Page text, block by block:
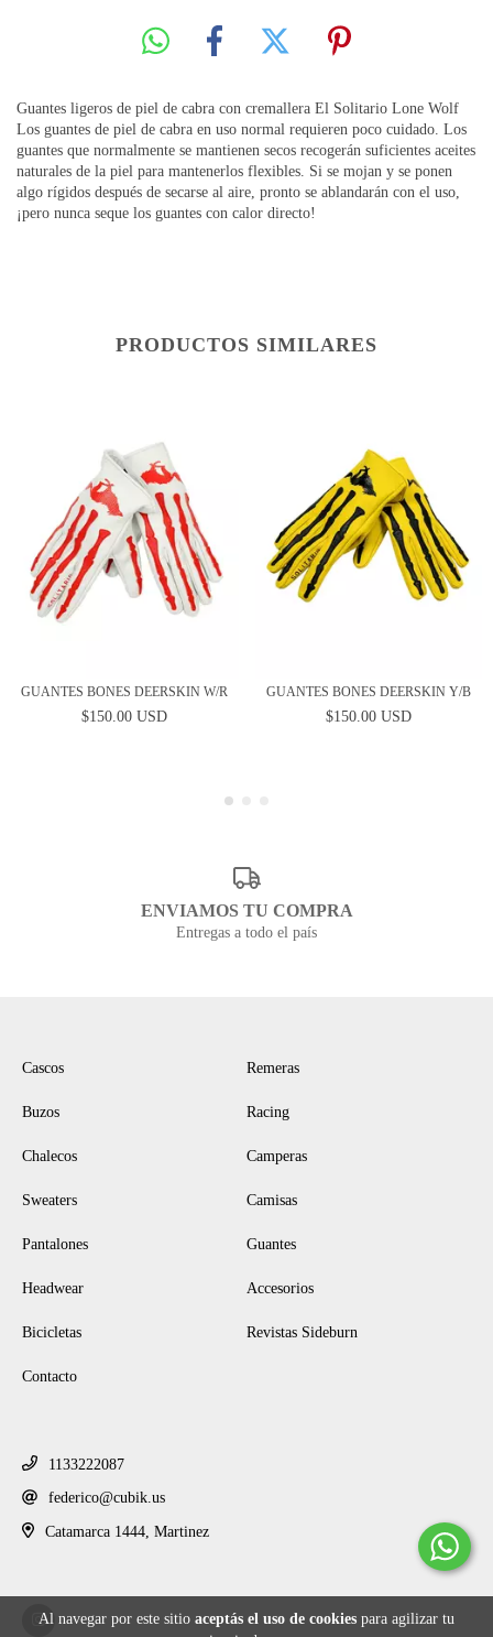
Al navegar por este sitio aceptás el uso de cookies para agilizar tu
Guantes ligeros de piel de cabra con cremallera El Solitario Lone Wolf
Los guantes de piel de cabra en uso normal requieren poco cuidado. Los
guantes que normalmente se mantienen secos recogerán suficientes aceites
naturales de la piel para mantenerlos flexibles. Si se mojan y se ponen
algo rígidos después de secarse al aire, pronto se ablandarán con el uso,
¡pero nunca seque los guantes con calor directo!
PRODUCTOS SIMILARES
GUANTES BONES DEERSKIN W/R
$150.00 USD
GUANTES BONES DEERSKIN Y/B
$150.00 USD
ENVIAMOS TU COMPRA
Entregas a todo el país
Cascos Remeras
Buzos Racing
Chalecos Camperas
Sweaters Camisas
Pantalones Guantes
Headwear Accesorios
Bicicletas Revistas Sideburn
Contacto
1133222087
federico@cubik.us
Catamarca 1444, Martinez